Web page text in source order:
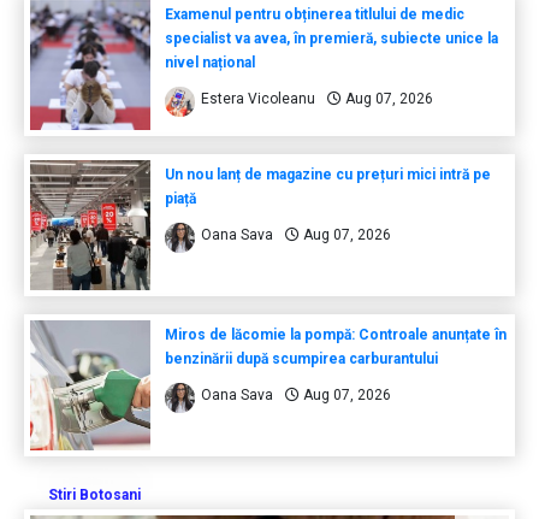
Examenul pentru obținerea titlului de medic
specialist va avea, în premieră, subiecte unice la
nivel național
Estera Vicoleanu Aug 07, 2026
Un nou lanț de magazine cu prețuri mici intră pe
piață
Oana Sava Aug 07, 2026
Miros de lăcomie la pompă: Controale anunțate în
benzinării după scumpirea carburantului
Oana Sava Aug 07, 2026
Stiri Botosani